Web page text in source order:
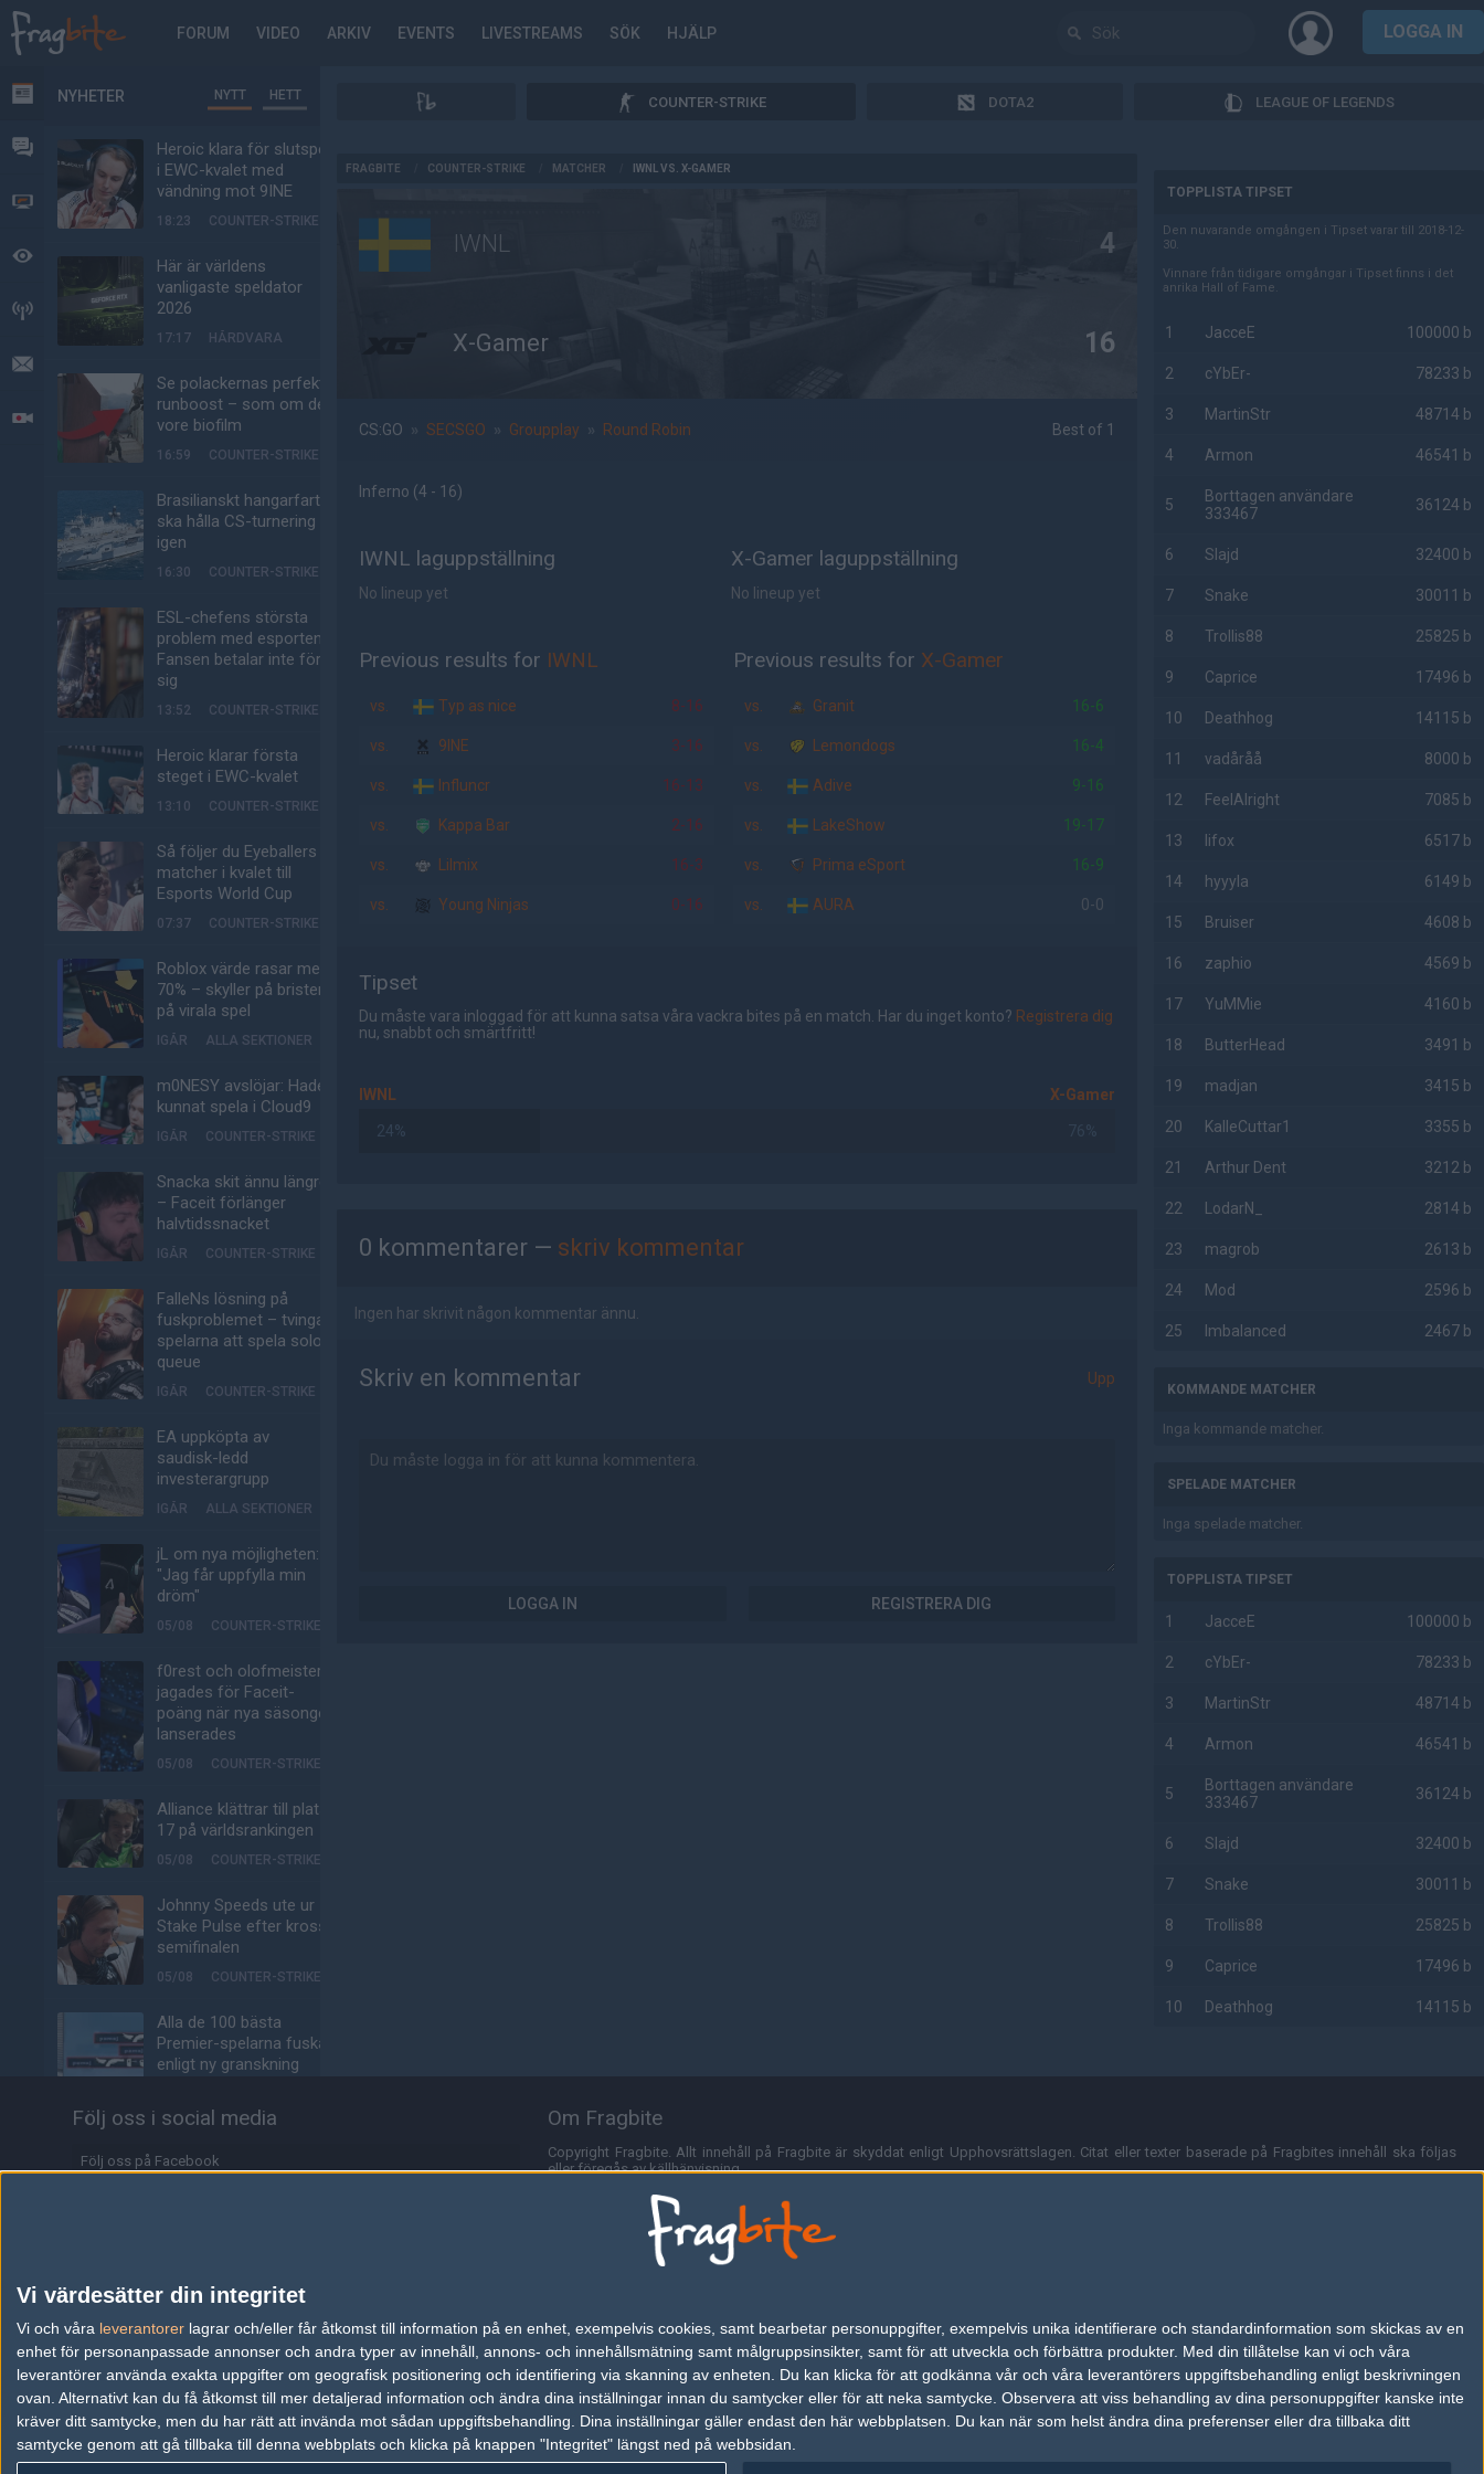
Vi värdesätter din integritet
Vi och våra leverantorer lagrar och/eller får åtkomst till information på en enhet, exempelvis cookies, samt bearbetar personuppgifter, exempelvis unika identifierare och standardinformation som skickas av en
enhet för personanpassade annonser och andra typer av innehåll, annons- och innehållsmätning samt målgruppsinsikter, samt för att utveckla och förbättra produkter. Med din tillåtelse kan vi och våra
leverantörer använda exakta uppgifter om geografisk positionering och identifiering via skanning av enheten. Du kan klicka för att godkänna vår och våra leverantörers uppgiftsbehandling enligt beskrivningen
ovan. Alternativt kan du få åtkomst till mer detaljerad information och ändra dina inställningar innan du samtycker eller för att neka samtycke. Observera att viss behandling av dina personuppgifter kanske inte
kräver ditt samtycke, men du har rätt att invända mot sådan uppgiftsbehandling. Dina inställningar gäller endast den här webbplatsen. Du kan när som helst ändra dina preferenser eller dra tillbaka ditt
samtycke genom att gå tillbaka till denna webbplats och klicka på knappen "Integritet" längst ned på webbsidan.
FORUM VIDEO ARKIV EVENTS LIVESTREAMS SÖK HJÄLP LOGGA IN
NYHETER
VIDEO
BEVAKAT
HÄNDELSER
LIVESÄNDNINGAR
NYHETER NYTT HETT
Heroic klara för slutspel
i EWC-kvalet med
vändning mot 9INE
18:23 COUNTER-STRIKE
Här är världens
vanligaste speldator
2026
17:17 HÅRDVARA
Se polackernas perfekta
runboost – som om det
vore biofilm
16:59 COUNTER-STRIKE
Brasilianskt hangarfartyg
ska hålla CS-turnering –
igen
16:30 COUNTER-STRIKE
ESL-chefens största
problem med esporten:
Fansen betalar inte för
sig
13:52 COUNTER-STRIKE
Heroic klarar första
steget i EWC-kvalet
13:10 COUNTER-STRIKE
Så följer du Eyeballers
matcher i kvalet till
Esports World Cup
07:37 COUNTER-STRIKE
Roblox värde rasar med
70% – skyller på bristen
på virala spel
IGÅR ALLA SEKTIONER
m0NESY avslöjar: Hade
kunnat spela i Cloud9
IGÅR COUNTER-STRIKE
Snacka skit ännu längre
– Faceit förlänger
halvtidssnacket
IGÅR COUNTER-STRIKE
FalleNs lösning på
fuskproblemet – tvinga
spelarna att spela solo-
queue
IGÅR COUNTER-STRIKE
EA uppköpta av
saudisk-ledd
investerargrupp
IGÅR ALLA SEKTIONER
jL om nya möjligheten:
"Jag får uppfylla min
dröm"
05/08 COUNTER-STRIKE
f0rest och olofmeister
jagades för Faceit-
poäng när nya säsongen
lanserades
05/08 COUNTER-STRIKE
Alliance klättrar till plats
17 på världsrankingen
05/08 COUNTER-STRIKE
Johnny Speeds ute ur
Stake Pulse efter kross i
semifinalen
05/08 COUNTER-STRIKE
Alla de 100 bästa
Premier-spelarna fuskar
enligt ny granskning
headset ser ut att bli
tjänade miljoner
04/08 ALLA SEKTIONER
Media: jL klar för Vitality
– hoppar in för nyblivna
papporna
04/08 COUNTER-STRIKE
COUNTER-STRIKE DOTA2 LEAGUE OF LEGENDS
FRAGBITE COUNTER-STRIKE MATCHER IWNL VS. X-GAMER
IWNL 4
X-Gamer 16
CS:GO » SECSGO » Groupplay » Round Robin Best of 1
Inferno (4 - 16)
IWNL laguppställning
No lineup yet
X-Gamer laguppställning
No lineup yet
Previous results for IWNL
vs. Typ as nice 8-16
vs. 9INE 3-16
vs. Influncr 16-13
vs. Kappa Bar 2-16
vs. Lilmix 16-3
vs. Young Ninjas 0-16
Previous results for X-Gamer
vs. Granit 16-6
vs. Lemondogs 16-4
vs. Adive 9-16
vs. LakeShow 19-17
vs. Prima eSport 16-9
vs. AURA 0-0
Tipset
Du måste vara inloggad för att kunna satsa våra vackra bites på en match. Har du inget konto? Registrera dig
nu, snabbt och smärtfritt!
IWNL X-Gamer
24% 76%
0 kommentarer — skriv kommentar
Ingen har skrivit någon kommentar ännu.
Skriv en kommentar Upp
LOGGA IN REGISTRERA DIG
TOPPLISTA TIPSET
Den nuvarande omgången i Tipset varar till 2018-12-
30.
Vinnare från tidigare omgångar i Tipset finns i det
anrika Hall of Fame.
1 JacceE 100000 b
2 cYbEr- 78233 b
3 MartinStr 48714 b
4 Armon 46541 b
5
Borttagen användare
333467
36124 b
6 Slajd 32400 b
7 Snake 30011 b
8 Trollis88 25825 b
9 Caprice 17496 b
10 Deathhog 14115 b
11 vadåråå 8000 b
12 FeelAlright 7085 b
13 lifox 6517 b
14 hyyyla 6149 b
15 Bruiser 4608 b
16 zaphio 4569 b
17 YuMMie 4160 b
18 ButterHead 3491 b
19 madjan 3415 b
20 KalleCuttar1 3355 b
21 Arthur Dent 3212 b
22 LodarN_ 2814 b
23 magrob 2613 b
24 Mod 2596 b
25 Imbalanced 2467 b
KOMMANDE MATCHER
Inga kommande matcher.
SPELADE MATCHER
Inga spelade matcher.
TOPPLISTA TIPSET
1 JacceE 100000 b
2 cYbEr- 78233 b
3 MartinStr 48714 b
4 Armon 46541 b
5
Borttagen användare
333467
36124 b
6 Slajd 32400 b
7 Snake 30011 b
8 Trollis88 25825 b
9 Caprice 17496 b
10 Deathhog 14115 b
Följ oss i social media
Följ oss på Facebook
Information
Annonsering
Copyright och Privacy Policy
Användaravtal
Om Fragbite
Copyright Fragbite. Allt innehåll på Fragbite är skyddat enligt Upphovsrättslagen. Citat eller texter baserade på Fragbites innehåll ska följas
eller föregås av källhänvisning.
Alla åsikter uttryckta på Fragbite representerar varje enskild skribent och överensstämmer inte nödvändigtvis med Fragbites åsikter.
Programmering och design av Fredric Bohlin. För frågor rörande sajten kan du skicka iväg ett email till
Fragbite använder cookies för att spara användarspecifik information så som t.ex. användarnamn. Cookies sparas även när man deltar i
omröstningar och för att föra statistik. För att slippa cookies kan du stänga av cookies i din webbläsares inställningar eller välja att inte
besöka Fragbite. Den här textraden finns här på grund av lagen om elektronisk kommunikation som trädde i kraft 25 juli 2003.
Annonsering
Är du intresserad av att annonsera på Fragbite,